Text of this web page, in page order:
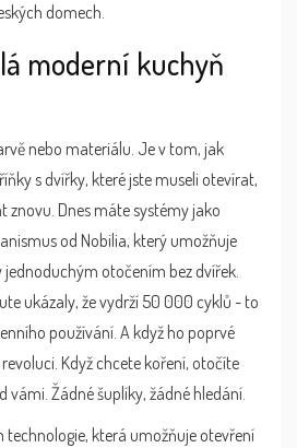
domech.
moderní kuchyň
nebo materiálu. Je v tom, jak
s dvířky, které jste museli otevírat,
znovu. Dnes máte systémy jako
od Nobilia, který umožňuje
jednoduchým otočením bez dvířek.
ukázaly, že vydrží 50 000 cyklů - to
používání. A když ho poprvé
Když chcete koření, otočíte
vámi. Žádné šuplíky, žádné hledání.
technologie, která umožňuje otevření